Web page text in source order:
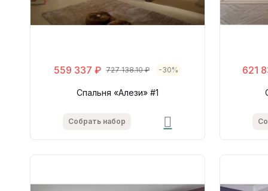
559 337 ₽ 727 138.10 ₽ -30%
Спальня «Алези» #1
Собрать набор
621